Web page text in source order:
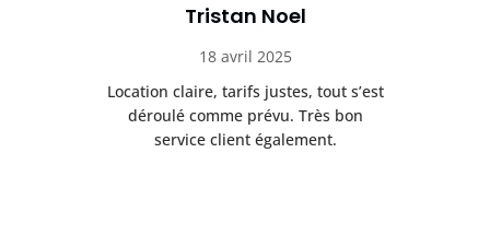
Tristan Noel
18 avril 2025
Location claire, tarifs justes, tout s’est
déroulé comme prévu. Très bon
service client également.